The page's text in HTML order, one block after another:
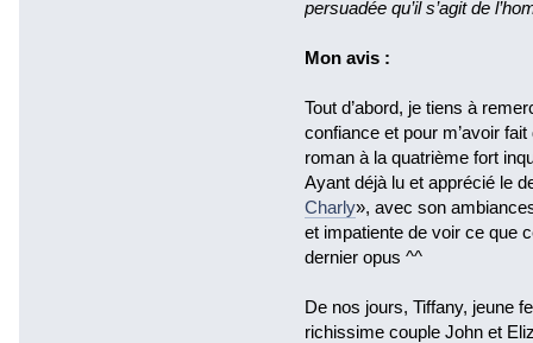
persuadée qu’il s’agit de
Mon avis :
Tout d’abord, je tiens à
confiance et pour m’avoir
roman à la quatrième fort
Ayant déjà lu et apprécié le
Charly», avec son
et impatiente de voir ce que
dernier opus ^^
De nos jours, Tiffany, jeune
richissime couple John et